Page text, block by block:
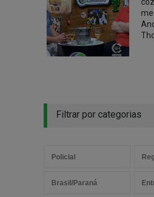
Filtrar por categorias
Policial
Brasil/Paraná